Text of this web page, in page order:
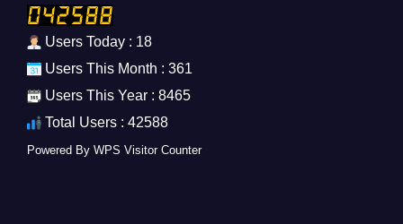
Users Today : 18
Users This Month : 361
Users This Year : 8465
Total Users : 42588
Powered By WPS Visitor Counter